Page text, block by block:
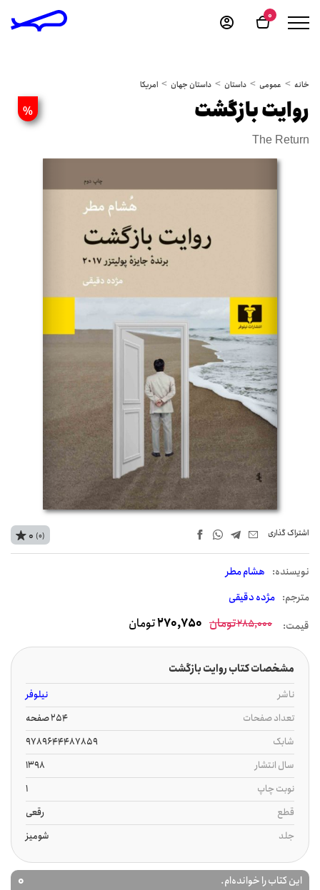
0
خانه عمومی داستان داستان جهان امریکا
% روایت بازگشت
The Return
اشتراک‌ گذاری
نويسنده: هشام مطر
مترجم: مژده دقیقی
0 (0)
قیمت: 285,000تومان 270,750تومان
مشخصات کتاب روایت بازگشت
ناشر
نیلوفر
تعداد صفحات
254 صفحه
شابک
9789644487859
سال انتشار
1398
نوبت چاپ
1
قطع
رقعی
جلد
شومیز
این کتاب را خوانده‌ام. 0